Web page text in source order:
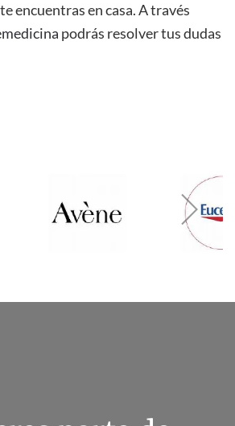
encuentras en casa. A través
podrás resolver tus dudas